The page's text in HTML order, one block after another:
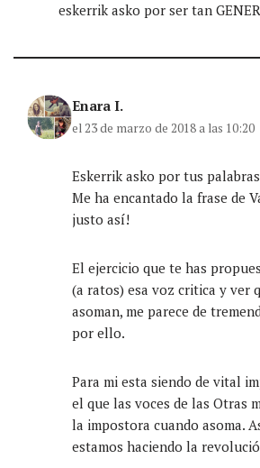
eskerrik asko por ser tan
Enara I.
el 23 de marzo de 2018 a las 10:20
Eskerrik asko por tus
Me ha encantado la frase de
justo así!
El ejercicio que te has
(a ratos) esa voz critica y ver
asoman, me parece de
por ello.
Para mi esta siendo de vital
el que las voces de las Otras
la impostora cuando asoma.
estamos haciendo la